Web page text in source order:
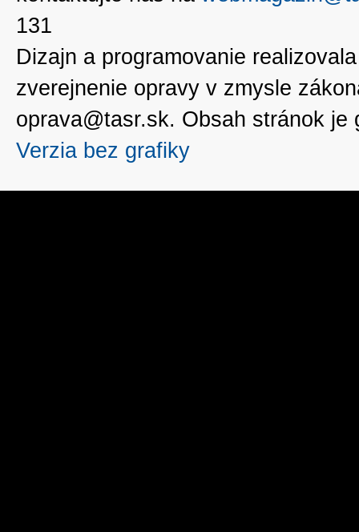
131
Dizajn a programovanie
zverejnenie opravy v zmysle
oprava@tasr.sk. Obsah stránok
Verzia bez grafiky